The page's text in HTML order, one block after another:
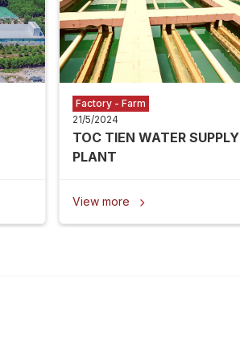
Factory - Farm
21/5/2024
TOC TIEN WATER SUPPLY
PLANT
View more 